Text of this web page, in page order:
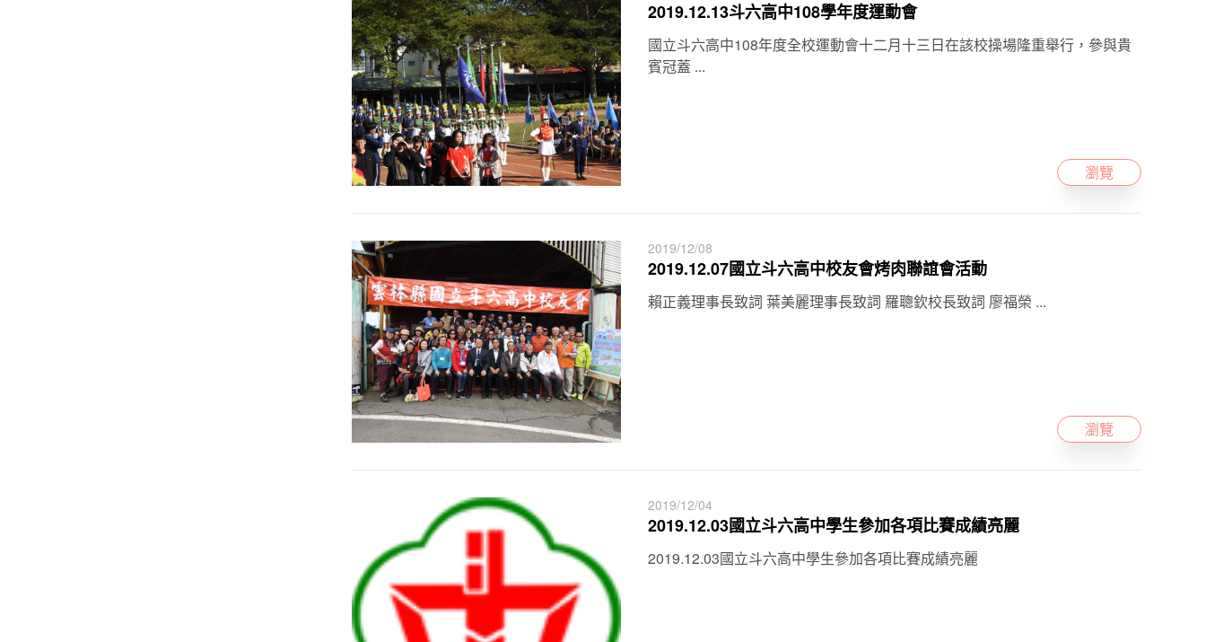
2019.12.13斗六高中108學年度運動會
國立斗六高中108年度全校運動會十二月十三日在該校操場隆重舉行，參與貴
賓冠蓋 ...
瀏覽
2019/12/08
2019.12.07國立斗六高中校友會烤肉聯誼會活動
賴正義理事長致詞 葉美麗理事長致詞 羅聰欽校長致詞 廖福榮 ...
瀏覽
2019/12/04
2019.12.03國立斗六高中學生參加各項比賽成績亮麗
2019.12.03國立斗六高中學生參加各項比賽成績亮麗